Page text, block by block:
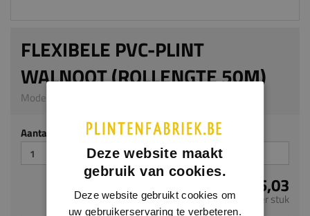
FLEXIBELE PVC-PLINT
WALNOOT (ROLLENGTE 50M)
Model 8715 | 5 x 70 mm | PVC
Aantal stuks
€ 205,03
per stuk
Deze website maakt
gebruik van cookies.
Deze website gebruikt cookies om
uw gebruikerservaring te verbeteren.